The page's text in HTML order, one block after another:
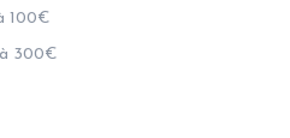
100€
300€